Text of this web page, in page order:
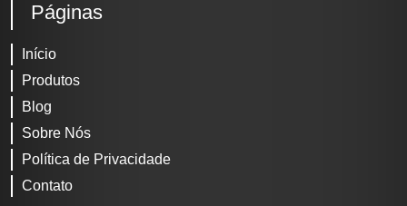
Páginas
Início
Produtos
Blog
Sobre Nós
Política de Privacidade
Contato